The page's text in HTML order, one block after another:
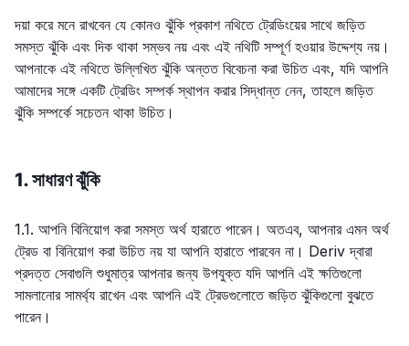
দয়া করে মনে রাখবেন যে কোনও ঝুঁকি প্রকাশ নথিতে ট্রেডিংয়ের সাথে জড়িত
সমস্ত ঝুঁকি এবং দিক থাকা সম্ভব নয় এবং এই নথিটি সম্পূর্ণ হওয়ার উদ্দেশ্য নয়।
আপনাকে এই নথিতে উল্লিখিত ঝুঁকি অন্তত বিবেচনা করা উচিত এবং, যদি আপনি
আমাদের সঙ্গে একটি ট্রেডিং সম্পর্ক স্থাপন করার সিদ্ধান্ত নেন, তাহলে জড়িত
ঝুঁকি সম্পর্কে সচেতন থাকা উচিত।
1. সাধারণ ঝুঁকি
1.1. আপনি বিনিয়োগ করা সমস্ত অর্থ হারাতে পারেন। অতএব, আপনার এমন অর্থ
ট্রেড বা বিনিয়োগ করা উচিত নয় যা আপনি হারাতে পারবেন না। Deriv দ্বারা
প্রদত্ত সেবাগুলি শুধুমাত্র আপনার জন্য উপযুক্ত যদি আপনি এই ক্ষতিগুলো
সামলানোর সামর্থ্য রাখেন এবং আপনি এই ট্রেডগুলোতে জড়িত ঝুঁকিগুলো বুঝতে
পারেন।